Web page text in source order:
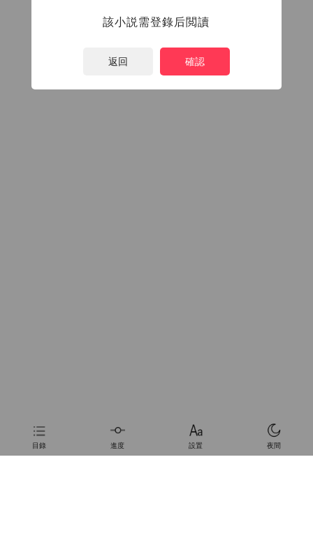
該小説需登錄后閲讀
返回 確認
目錄 進度 設置 夜間